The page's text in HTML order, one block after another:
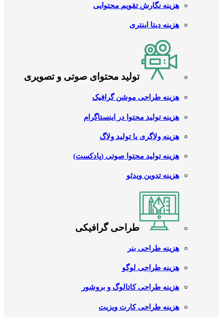
هزینه نگارش تقویم محتوایی
هزینه دیتا اینتری
تولید محتوای صوتی و تصویری
هزینه طراحی موشن گرافیک
هزینه تولید محتوا در اینستاگرام
هزینه ولاگری یا تولید ولاگ
هزینه تولید محتوا صوتی (پادکست)
هزینه تدوین ویدئو
طراحی گرافیکی
هزینه طراحی بنر
هزینه طراحی لوگو
هزینه طراحی کاتالوگ و بروشور
هزینه طراحی کارت ویزیت